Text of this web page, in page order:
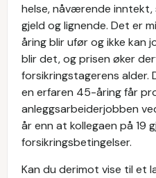
helse, nåværende inntekt,
gjeld og lignende. Det er
åring blir ufør og ikke kan
blir det, og prisen øker
forsikringstagerens alder.
en erfaren 45-åring får
anleggsarbeiderjobben
år enn at kollegaen på 19
forsikringsbetingelser.
Kan du derimot vise til et